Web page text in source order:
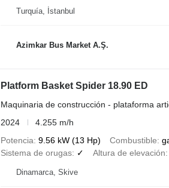
Turquía, İstanbul
Azimkar Bus Market A.Ş.
Platform Basket Spider 18.90 ED
Maquinaria de construcción - plataforma
2024
4.255 m/h
Potencia 9.56 kW (13 Hp) Combustible
Sistema de orugas
✓ Altura de elevación
Dinamarca, Skive